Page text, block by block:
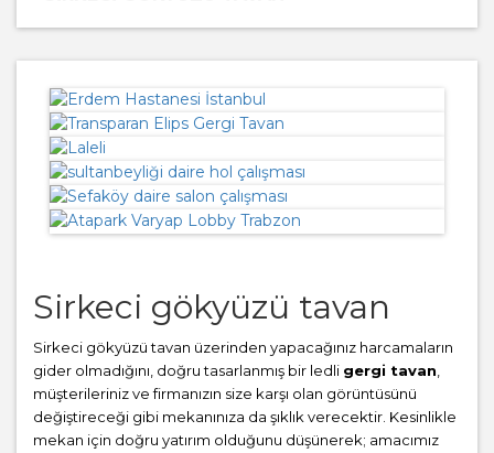
Sirkeci gökyüzü tavan
Sirkeci gökyüzü tavan üzerinden yapacağınız harcamaların
gider olmadığını, doğru tasarlanmış bir ledli gergi tavan
müşterileriniz ve firmanızın size karşı olan görüntüsünü
değiştireceği gibi mekanınıza da şıklık verecektir. Kesinlikle
mekan için doğru yatırım olduğunu düşünerek; amacımız